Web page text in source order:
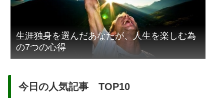
生涯独身を選んだあなたが、人生を楽しむ為
の7つの心得
今日の人気記事 TOP10